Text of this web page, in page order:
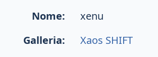
Nome:
xenu
Galleria:
Xaos SHIFT